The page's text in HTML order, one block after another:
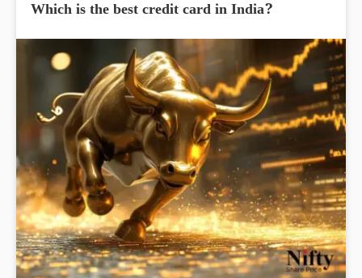
Which is the best credit card in India?